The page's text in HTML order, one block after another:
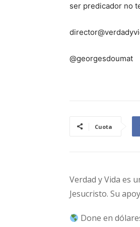
ser predicador no
@georgesdoumat
Cuota
Verdad y Vida es
Jesucristo. Su
Done en